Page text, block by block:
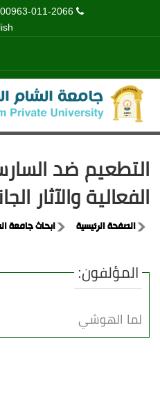
00963-011-2066
الفعالية والآثار
الصفحة الرئيسية ابحاث جامعة
المؤلفون:
لما الهوشي